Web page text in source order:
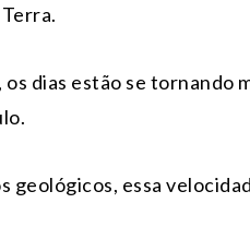
dias estão se tornando
geológicos, essa